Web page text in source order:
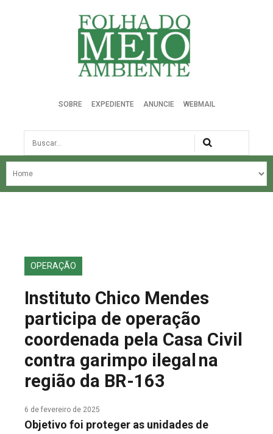
Folha do Meio Ambiente
SOBRE EXPEDIENTE ANUNCIE WEBMAIL
Busca
NOSSA HISTÓRIA
EDIÇÕES ANTERIORES
FALE CONOSCO
OPERAÇÃO
Instituto Chico Mendes
participa de operação
coordenada pela Casa Civil
contra garimpo ilegal na
região da BR-163
6 de fevereiro de 2025
Objetivo foi proteger as unidades de